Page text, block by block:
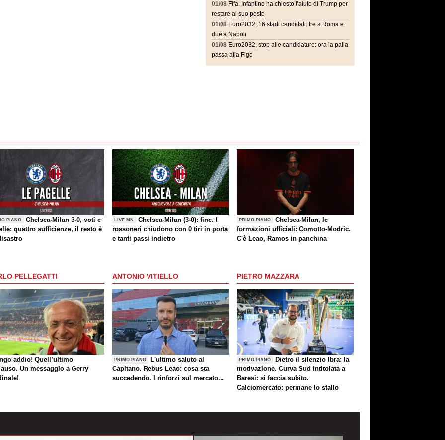
01/08 Fifa, Infantino ha chiesto l’aiuto di Trump per
restare al suo posto
01/08 Euro2032, 16 stadi candidati: tre a Roma e
due a Napoli
01/08 Euro2032, stop alle candidature: ora la palla
passa alla Figc
PIANO
Chelsea-Milan 3-0, voti e
quattro sufficienze, il resto è
LIVE MN
Chelsea-Milan (3-0): fine. I
rossoneri chiudono con 0 tiri in porta
e tanti passi indietro
PRIMO PIANO
Chelsea-Milan, le
formazioni ufficiali: Comotto-Modric.
C'è Leao, Ramos in panchina
PELLEGATTI
addio! Quell’ultimo
Un messaggio a Gerry
ANTONIO VITIELLO
PRIMO PIANO
L'ultimo saluto al
Capitano. Rebus Leao: cosa sta
succedendo. I rinforzi sul mercato...
PIETRO MAZZARA
PRIMO PIANO
Dietro il silenzio Ibra: la
motivazione. Curva Sud intitolata a
Baresi: si faccia subito.
Calciomercato: permane lo stallo